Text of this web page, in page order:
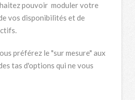
pouvoir moduler votre
vos disponibilités et de
préférez le "sur mesure" aux
tas d'options qui ne vous